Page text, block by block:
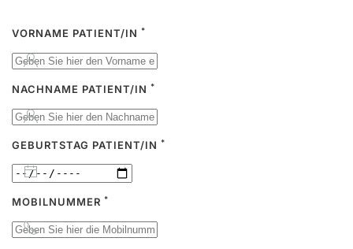
VORNAME PATIENT/IN *
NACHNAME PATIENT/IN *
GEBURTSTAG PATIENT/IN *
MOBILNUMMER *